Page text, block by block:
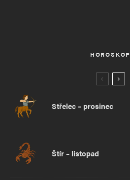
HOROSKOP
Střelec – prosinec
Štír – listopad